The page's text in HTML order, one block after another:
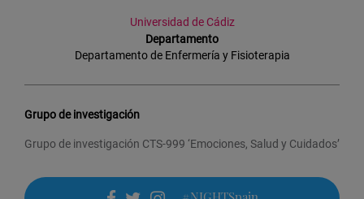
Universidad de Cádiz
Departamento
Departamento de Enfermería y Fisioterapia
Grupo de investigación
Grupo de investigación CTS-999 ‘Emociones, Salud y Cuidados’